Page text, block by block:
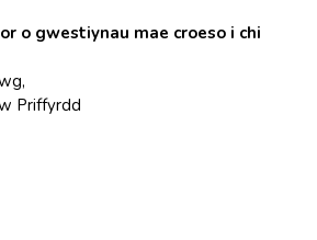
o gwestiynau mae croeso i chi
Priffyrdd